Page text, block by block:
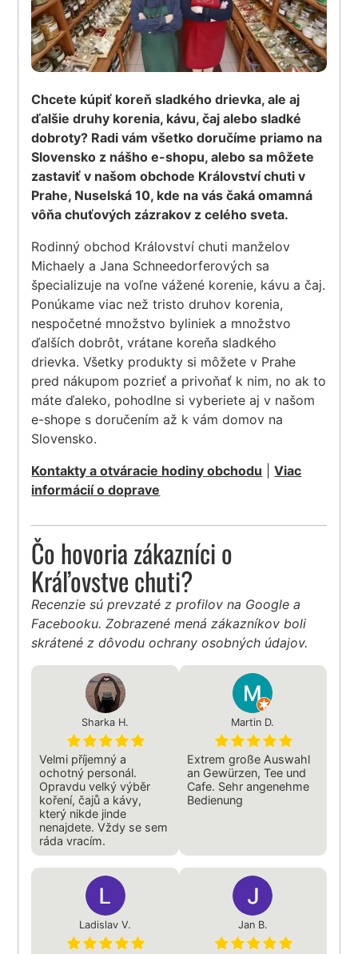
Chcete kúpiť koreň sladkého drievka, ale aj
ďalšie druhy korenia, kávu, čaj alebo sladké
dobroty? Radi vám všetko doručíme priamo na
Slovensko z nášho e-shopu, alebo sa môžete
zastaviť v našom obchode Království chuti v
Prahe, Nuselská 10, kde na vás čaká omamná
vôňa chuťových zázrakov z celého sveta.
Rodinný obchod Království chuti manželov
Michaely a Jana Schneedorferových sa
špecializuje na voľne vážené korenie, kávu a čaj.
Ponúkame viac než tristo druhov korenia,
nespočetné množstvo byliniek a množstvo
ďalších dobrôt, vrátane koreňa sladkého
drievka. Všetky produkty si môžete v Prahe
pred nákupom pozrieť a privoňať k nim, no ak to
máte ďaleko, pohodlne si vyberiete aj v našom
e-shope s doručením až k vám domov na
Slovensko.
Kontakty a otváracie hodiny obchodu |Viac
informácií o doprave
Čo hovoria zákazníci o
Kráľovstve chuti?
Recenzie sú prevzaté z profilov na Google a
Facebooku. Zobrazené mená zákazníkov boli
skrátené z dôvodu ochrany osobných údajov.
Sharka H.
Velmi příjemný a
ochotný personál.
Opravdu velký výběr
koření, čajů a kávy,
který nikde jinde
nenajdete. Vždy se sem
ráda vracím.
Martin D.
Extrem große Auswahl
an Gewürzen, Tee und
Cafe. Sehr angenehme
Bedienung
Ladislav V. Jan B.